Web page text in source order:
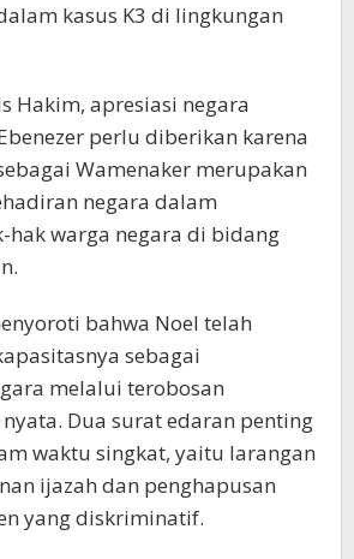
kasus K3 di lingkungan
Hakim, apresiasi negara
perlu diberikan karena
Wamenaker merupakan
negara dalam
hak warga negara di bidang
bahwa Noel telah
sebagai
melalui terobosan
Dua surat edaran penting
waktu singkat, yaitu larangan
ijazah dan penghapusan
yang diskriminatif.